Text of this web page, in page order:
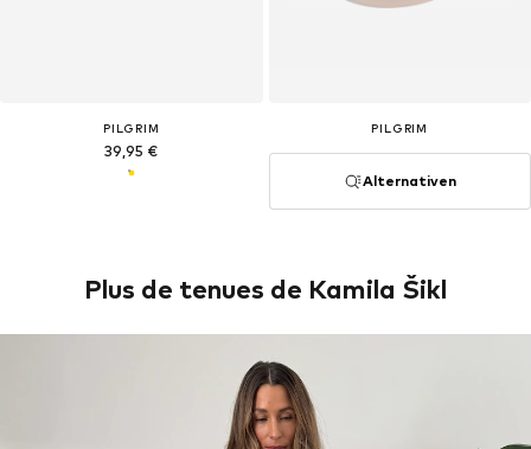
PILGRIM
39,95 €
PILGRIM
Alternativen
Plus de tenues de Kamila Šikl